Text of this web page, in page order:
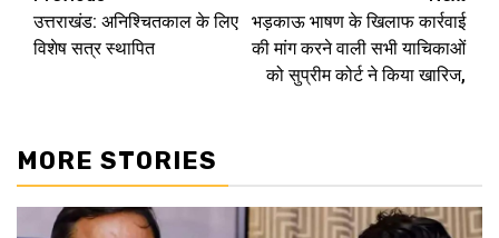
navigation
उत्तराखंड: अनिश्चितकाल के लिए
विशेष सत्र स्थापित
भड़काऊ भाषण के खिलाफ कार्रवाई
की मांग करने वाली सभी याचिकाओं
को सुप्रीम कोर्ट ने किया खारिज,
MORE STORIES